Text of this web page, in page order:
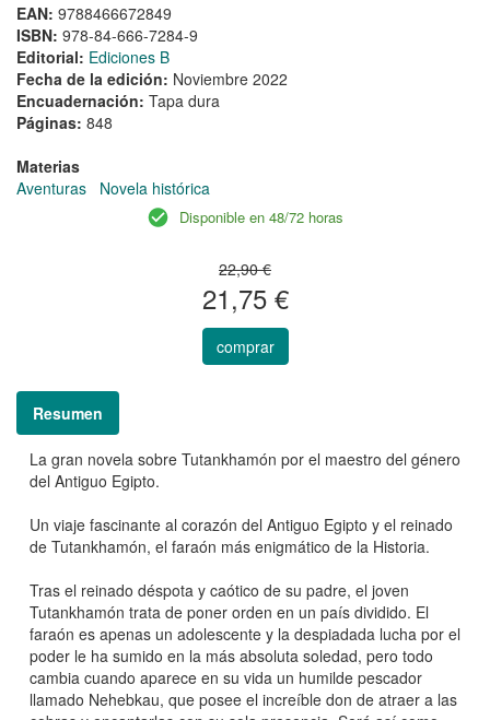
EAN: 9788466672849
ISBN: 978-84-666-7284-9
Editorial: Ediciones B
Fecha de la edición: Noviembre 2022
Encuadernación: Tapa dura
Páginas: 848
Materias
Aventuras
Novela histórica
Disponible en 48/72 horas
22,90 €
21,75 €
comprar
Resumen
La gran novela sobre Tutankhamón por el maestro del género
del Antiguo Egipto.
Un viaje fascinante al corazón del Antiguo Egipto y el reinado
de Tutankhamón, el faraón más enigmático de la Historia.
Tras el reinado déspota y caótico de su padre, el joven
Tutankhamón trata de poner orden en un país dividido. El
faraón es apenas un adolescente y la despiadada lucha por el
poder le ha sumido en la más absoluta soledad, pero todo
cambia cuando aparece en su vida un humilde pescador
llamado Nehebkau, que posee el increíble don de atraer a las